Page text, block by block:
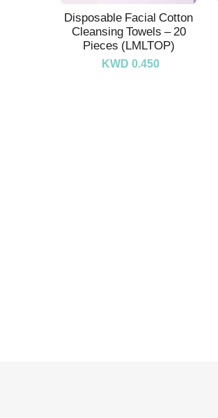
Disposable Facial Cotton
Cleansing Towels – 20
Pieces (LMLTOP)
KWD 0.450